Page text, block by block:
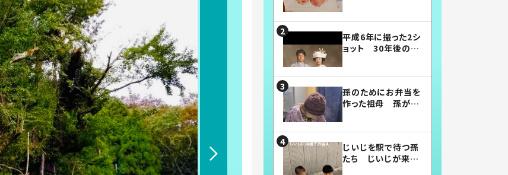
平成6年に撮った2シ
ョット 30年後の姿
孫のためにお弁当を
作った祖母 孫が絶
じいじを駅で待つ孫
たち じいじが来た